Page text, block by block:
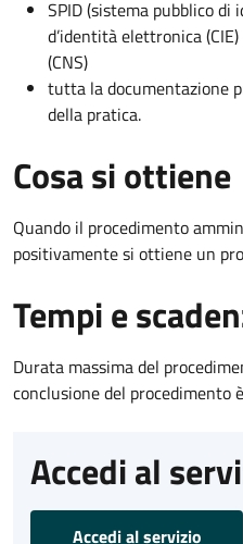
SPID (sistema pubblico
d’identità elettronica
(CNS)
tutta la documentazione
della pratica.
Cosa si ottiene
Quando il procedimento
positivamente si ottiene un
Tempi e
Durata massima del
conclusione del procedimento
Accedi al
Accedi al servizio